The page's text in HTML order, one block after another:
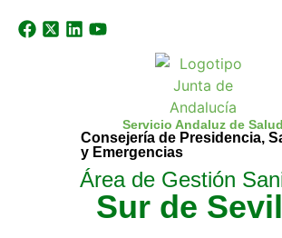
Servicio Andaluz de Salud
Consejería de Presidencia,
y Emergencias
Área de Gestión
Sur de